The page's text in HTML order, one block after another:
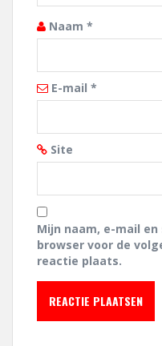
Naam *
E-mail *
Site
Mijn naam, e-mail
browser voor de
reactie plaats.